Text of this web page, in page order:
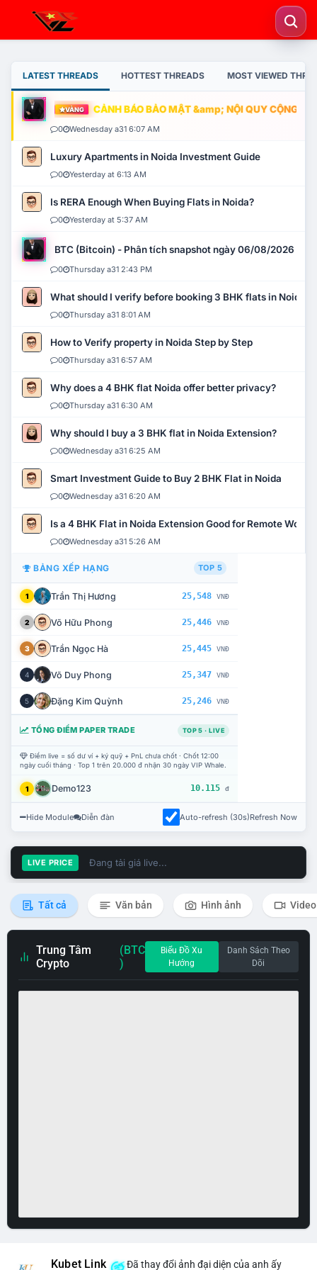
LATEST THREADS HOTTEST THREADS MOST VIEWED
VÀNG CẢNH BÁO BẢO MẬT &amp; NỘI QUY CỘNG
0 Wednesday a31 6:07 AM
Luxury Apartments in Noida Investment Guide
0 Yesterday at 6:13 AM
Is RERA Enough When Buying Flats in Noida?
0 Yesterday at 5:37 AM
BTC (Bitcoin) - Phân tích snapshot ngày 06/08/2026
0 Thursday a31 2:43 PM
What should I verify before booking 3 BHK flats in Noida?
0 Thursday a31 8:01 AM
How to Verify property in Noida Step by Step
0 Thursday a31 6:57 AM
Why does a 4 BHK flat Noida offer better privacy?
0 Thursday a31 6:30 AM
Why should I buy a 3 BHK flat in Noida Extension?
0 Wednesday a31 6:25 AM
Smart Investment Guide to Buy 2 BHK Flat in Noida
0 Wednesday a31 6:20 AM
Is a 4 BHK Flat in Noida Extension Good for Remote Work?
0 Wednesday a31 5:26 AM
BẢNG XẾP HẠNG TOP 5
1 Trần Thị Hương 25,548 VNĐ
2 Võ Hữu Phong 25,446 VNĐ
3 Trần Ngọc Hà 25,445 VNĐ
4 Võ Duy Phong 25,347 VNĐ
5 Đặng Kim Quỳnh 25,246 VNĐ
TỔNG ĐIỂM PAPER TRADE TOP 5 · LIVE
Điểm live = số dư ví + ký quỹ + PnL chưa chốt · Chốt 12:00
ngày cuối tháng · Top 1 trên 20.000 đ nhận 30 ngày VIP Whale.
1 Demo123 10.115 đ
Hide Module Diễn đàn Auto-refresh (30s)Refresh Now
LIVE PRICE Đang tải giá live...
Tất cả Văn bản Hình ảnh Video
Trung Tâm
Crypto
(BTC
)
Biểu Đồ Xu
Hướng
Danh Sách Theo
Dõi
Kubet Link Đã thay đổi ảnh đại diện của anh ấy